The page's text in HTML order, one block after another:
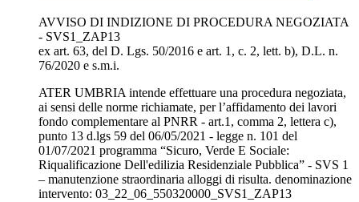
AVVISO DI INDIZIONE DI PROCEDURA NEGOZIATA
- SVS1_ZAP13
ex art. 63, del D. Lgs. 50/2016 e art. 1, c. 2, lett. b), D.L. n.
76/2020 e s.m.i.
ATER UMBRIA intende effettuare una procedura negoziata,
ai sensi delle norme richiamate, per l’affidamento dei lavori
fondo complementare al PNRR - art.1, comma 2, lettera c),
punto 13 d.lgs 59 del 06/05/2021 - legge n. 101 del
01/07/2021 programma “Sicuro, Verde E Sociale:
Riqualificazione Dell'edilizia Residenziale Pubblica” - SVS 1
– manutenzione straordinaria alloggi di risulta. denominazione
intervento: 03_22_06_550320000_SVS1_ZAP13